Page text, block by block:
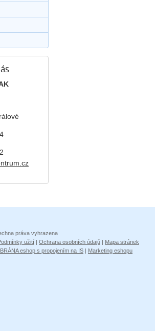
práva vyhrazena
užití | Ochrana osobních údajů | Mapa stránek
eshop s propojením na IS | Marketing eshopu